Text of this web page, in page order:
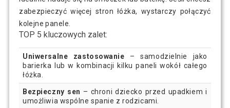
zabezpieczyć więcej stron łóżka, wystarczy połączyć
kolejne panele.
TOP 5 kluczowych zalet:
Uniwersalne zastosowanie – samodzielnie jako
barierka lub w kombinacji kilku paneli wokół całego
łóżka.
Bezpieczny sen – chroni dziecko przed upadkiem i
umożliwia wspólne spanie z rodzicami.